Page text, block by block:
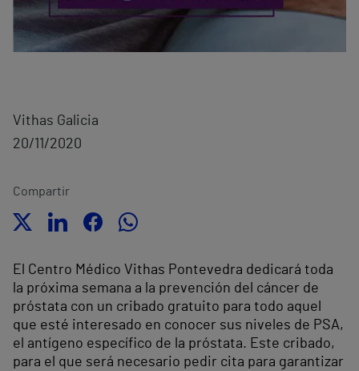
Vithas Galicia
20/11/2020
Compartir
El Centro Médico Vithas Pontevedra dedicará toda
la próxima semana a la prevención del cáncer de
próstata con un cribado gratuito para todo aquel
que esté interesado en conocer sus niveles de PSA,
el antígeno específico de la próstata. Este cribado,
para el que será necesario pedir cita para garantizar